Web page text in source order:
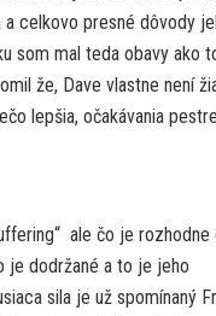
celkovo presné dôvody
som mal teda obavy ako
že, Dave vlastne není
lepšia, očakávania
ale čo je rozhodne
je dodržané a to je jeho
sila je už spomínaný